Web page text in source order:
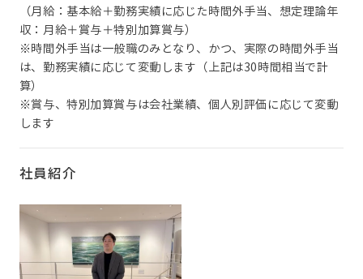
（月給：基本給＋勤務実績に応じた時間外手当、想定理論年
収：月給＋賞与＋特別加算賞与）
※時間外手当は一般職のみとなり、かつ、実際の時間外手当
は、勤務実績に応じて変動します（上記は30時間相当で計
算）
※賞与、特別加算賞与は会社業績、個人別評価に応じて変動
します
社員紹介